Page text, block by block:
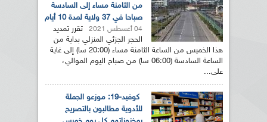
من الثامنة مساء إلى السادسة
صباحا في 37 ولاية لمدة 10 أيام
04 أغسطس 2021
تقرر تمديد
الحجر الجزئي المنزلي بداية من
هذا الخميس من الساعة الثامنة مساء (20:00 سا) إلى غاية
الساعة السادسة (06:00 سا) من صباح اليوم الموالي،
على...
كوفيد-19: موزعو الجملة
للأدوية مطالبون بالتصريح